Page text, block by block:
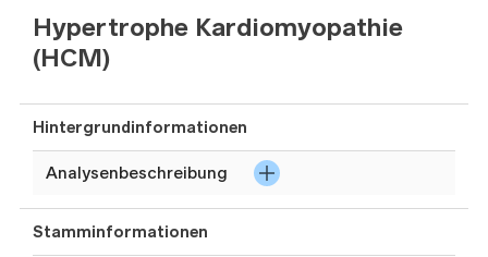
Hypertrophe Kardiomyopathie
(HCM)
Hintergrundinformationen
Analysenbeschreibung
Hochdurchsatzsequenzierung
Stamminformationen